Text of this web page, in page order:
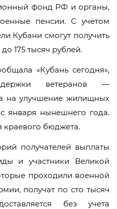
фонд РФ и органы,
пенсии. С учетом
Кубани смогут получить
175 тысяч рублей.
«Кубань сегодня»,
ветеранов —
на улучшение жилищных
января нынешнего года.
краевого бюджета.
получателей выплаты
и участники Великой
проходили военной
получат по сто тысяч
без учета